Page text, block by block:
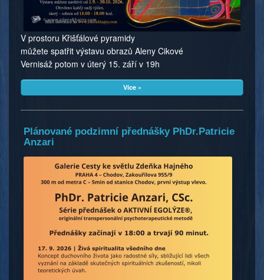
V prostoru Křišťálové pyramidy
můžete spatřit výstavu obrazů Aleny Cikové
Vernisáž potom v úterý 15. září v 19h
Více »
Plánované podzimní přednášky PhDr.Patricie
Anzari